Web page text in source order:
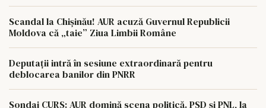
Scandal la Chișinău! AUR acuză Guvernul Republicii
Moldova că „taie” Ziua Limbii Române
Deputații intră în sesiune extraordinară pentru
deblocarea banilor din PNRR
Sondaj CURS: AUR domină scena politică. PSD și PNL, la